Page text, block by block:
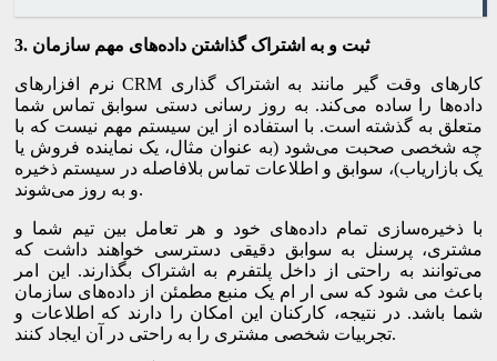
3. ثبت و به اشتراک گذاشتن داده‌های مهم سازمان
نرم‌ افزارهای CRM کارهای وقت گیر مانند به اشتراک گذاری
داده‌ها را ساده می‌کند. به روز رسانی دستی سوابق تماس شما
متعلق به گذشته است. با استفاده از این سیستم مهم نیست که با
چه شخصی صحبت می‌شود (به عنوان مثال، یک نماینده فروش یا
یک بازاریاب)، سوابق و اطلاعات تماس بلافاصله در سیستم ذخیره
و به روز می‌شوند.
با ذخیره‌سازی تمام داده‌های خود و هر تعامل بین تیم شما و
مشتری، پرسنل به سوابق دقیقی دسترسی خواهند داشت که
می‌توانند به راحتی از داخل پلتفرم به اشتراک بگذارند. این امر
باعث می شود که سی ار ام یک منبع مطمئن از داده‌های سازمان
شما باشد. در نتیجه، کارکنان این امکان را دارند که اطلاعات و
تجربیات شخصی مشتری را به راحتی در آن ایجاد کنند.